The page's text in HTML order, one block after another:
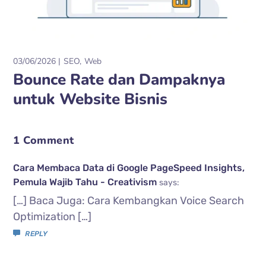
03/06/2026 SEO Web
Bounce Rate dan Dampaknya
untuk Website Bisnis
1 Comment
Cara Membaca Data di Google PageSpeed Insights,
Pemula Wajib Tahu - Creativism says:
[…] Baca Juga: Cara Kembangkan Voice Search
Optimization […]
REPLY